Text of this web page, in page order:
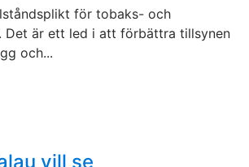
för tobaks- och
Det är ett led i att förbättra tillsynen
och...
vill se